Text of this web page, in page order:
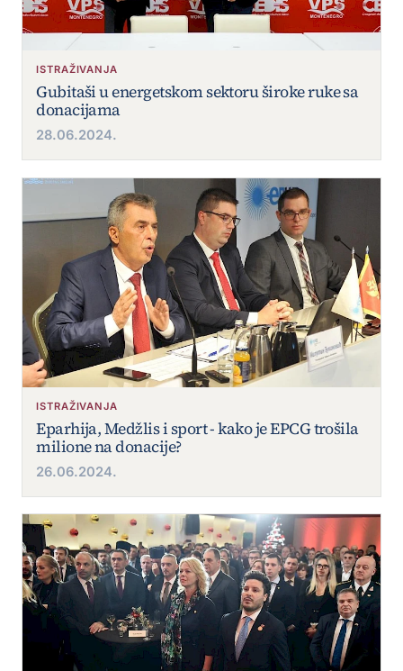
ISTRAŽIVANJA
Gubitaši u energetskom sektoru široke ruke sa
donacijama
28.06.2024.
ISTRAŽIVANJA
Eparhija, Medžlis i sport - kako je EPCG trošila
milione na donacije?
26.06.2024.